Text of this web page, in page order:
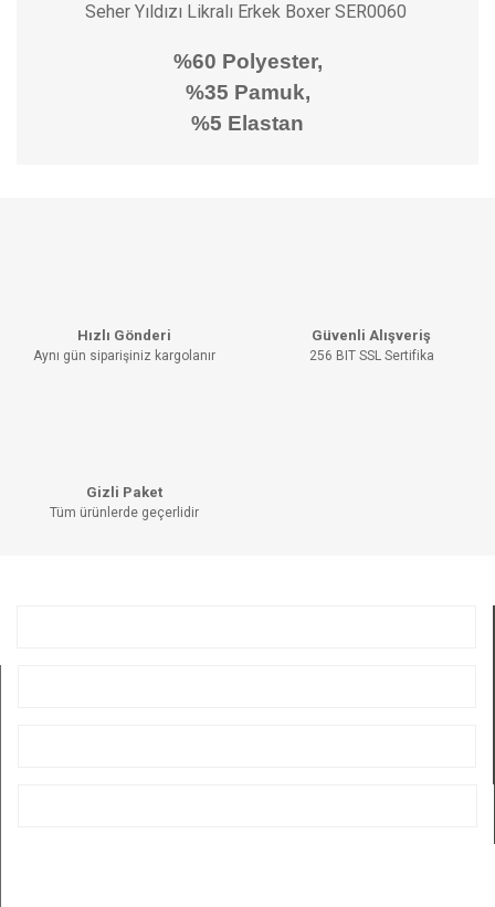
Seher Yıldızı Likralı Erkek Boxer SER0060
%60 Polyester,
%35 Pamuk,
%5 Elastan
Ürün açıklamasında eksik bilgiler bulunuyor.
Hızlı Gönderi
Aynı gün siparişiniz kargolanır
Güvenli Alışveriş
256 BIT SSL Sertifika
Gizli Paket
Tüm ürünlerde geçerlidir